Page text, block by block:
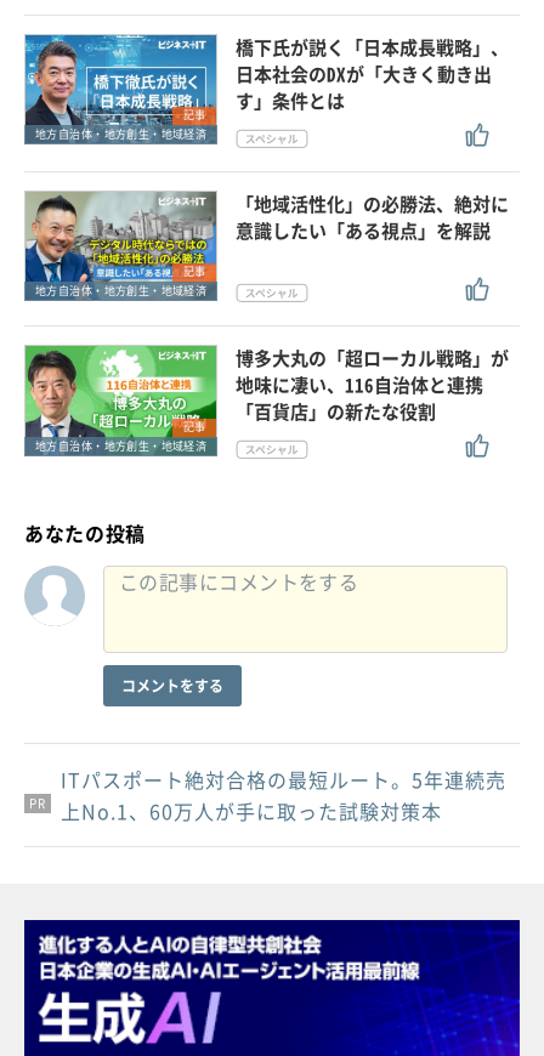
記事
地方自治体・地方創生・地域経済
橋下氏が説く「日本成長戦略」、
日本社会のDXが「大きく動き出
す」条件とは
記事
地方自治体・地方創生・地域経済
「地域活性化」の必勝法、絶対に
意識したい「ある視点」を解説
記事
地方自治体・地方創生・地域経済
博多大丸の「超ローカル戦略」が
地味に凄い、116自治体と連携
「百貨店」の新たな役割
あなたの投稿
コメントをする
PR
PR
PR
ITパスポート絶対合格の最短ルート。5年連続売
上No.1、60万人が手に取った試験対策本